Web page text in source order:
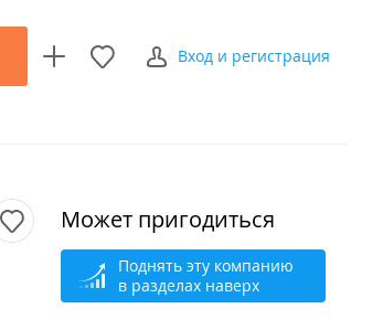
Вход и регистрация
Может пригодиться
Поднять эту компанию
в разделах наверх